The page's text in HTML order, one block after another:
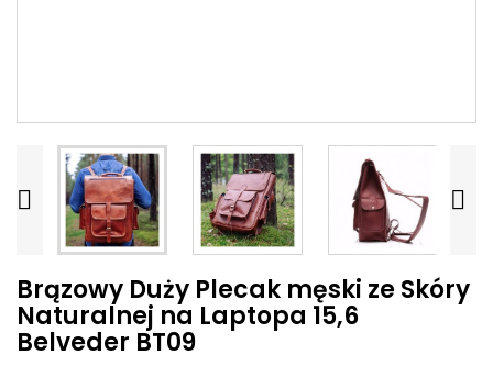
 
Brązowy Duży Plecak męski ze Skóry
Naturalnej na Laptopa 15,6
Belveder BT09